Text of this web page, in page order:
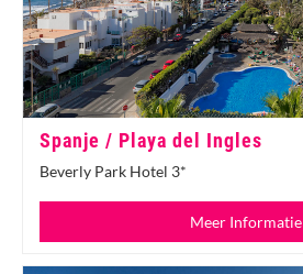
Spanje / Playa del Ingles
Beverly Park Hotel 3*
Meer Informatie